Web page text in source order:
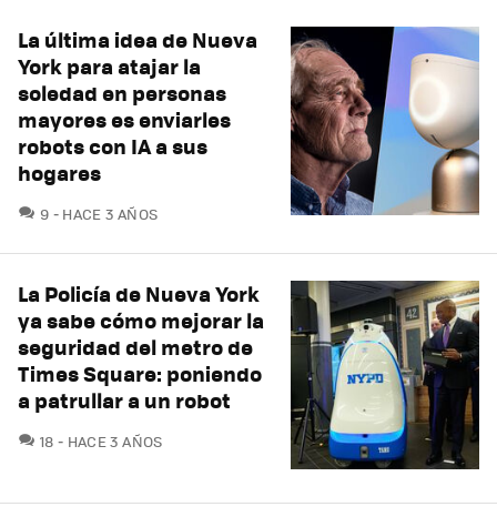
La última idea de Nueva
York para atajar la
soledad en personas
mayores es enviarles
robots con IA a sus
hogares
9 COMENTARIOS
HACE 3 AÑOS
La Policía de Nueva York
ya sabe cómo mejorar la
seguridad del metro de
Times Square: poniendo
a patrullar a un robot
18 COMENTARIOS
HACE 3 AÑOS